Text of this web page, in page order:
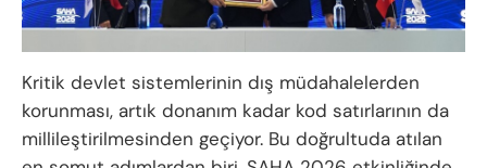
Kritik devlet sistemlerinin dış müdahalelerden
korunması, artık donanım kadar kod satırlarının da
millileştirilmesinden geçiyor. Bu doğrultuda atılan